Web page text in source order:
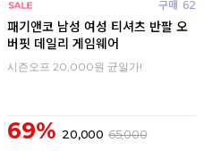
구매 62
패기앤코 남성 여성 티셔츠 반팔 오
버핏 데일리 게임웨어
시즌오프 20,000원 균일가!
69% 20,000 65,000